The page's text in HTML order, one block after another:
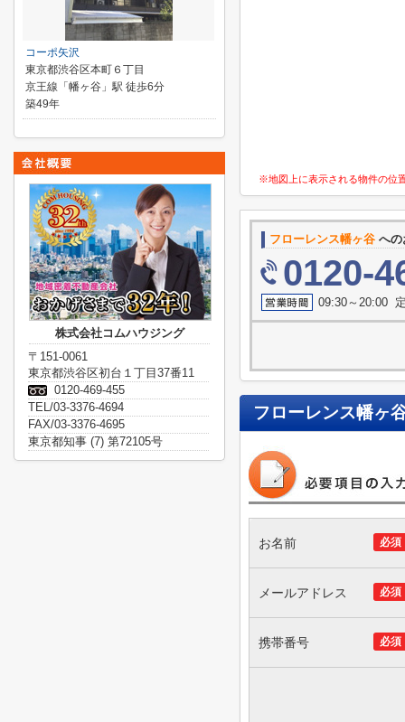
※地図上に表示される物件の位
フローレンス幡ヶ谷 へ
0120-
09:30～20:00
フローレンス幡ヶ
必須
お名前
必須
メールアドレス
必須
携帯番号
コーポ矢沢
東京都渋谷区本町６丁目
京王線「幡ヶ谷」駅 徒歩6分
築49年
株式会社コムハウジング
〒151-0061
東京都渋谷区初台１丁目37番11
0120-469-455
TEL/03-3376-4694
FAX/03-3376-4695
東京都知事 (7) 第72105号